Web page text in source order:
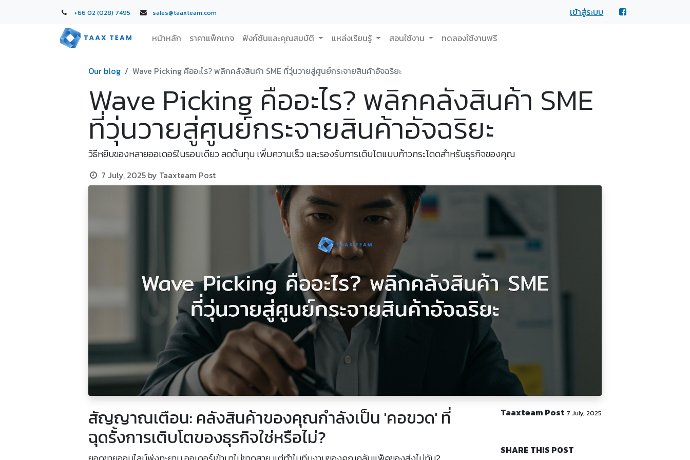
+66 02 (028) 7495 sales@taaxteam.com เข้าสู่ระบบ
หน้าหลัก ราคาแพ็กเกจ ฟังก์ชันและคุณสมบัติ แหล่งเรียนรู้ สอนใช้งาน ทดลองใช้งานฟรี
Our blog Wave Picking คืออะไร? พลิกคลังสินค้า SME ที่วุ่นวายสู่ศูนย์กระจายสินค้าอัจฉริยะ
Wave Picking คืออะไร? พลิกคลังสินค้า SME
ที่วุ่นวายสู่ศูนย์กระจายสินค้าอัจฉริยะ
วิธีหยิบของหลายออเดอร์ในรอบเดียว ลดต้นทุน เพิ่มความเร็ว และรองรับการเติบโตแบบก้าวกระโดดสำหรับธุรกิจของคุณ
7 July, 2025 by Taaxteam Post
สัญญาณเตือน: คลังสินค้าของคุณกำลังเป็น 'คอขวด' ที่
ฉุดรั้งการเติบโตของธุรกิจใช่หรือไม่?
Taaxteam Post 7 July, 2025
SHARE THIS POST